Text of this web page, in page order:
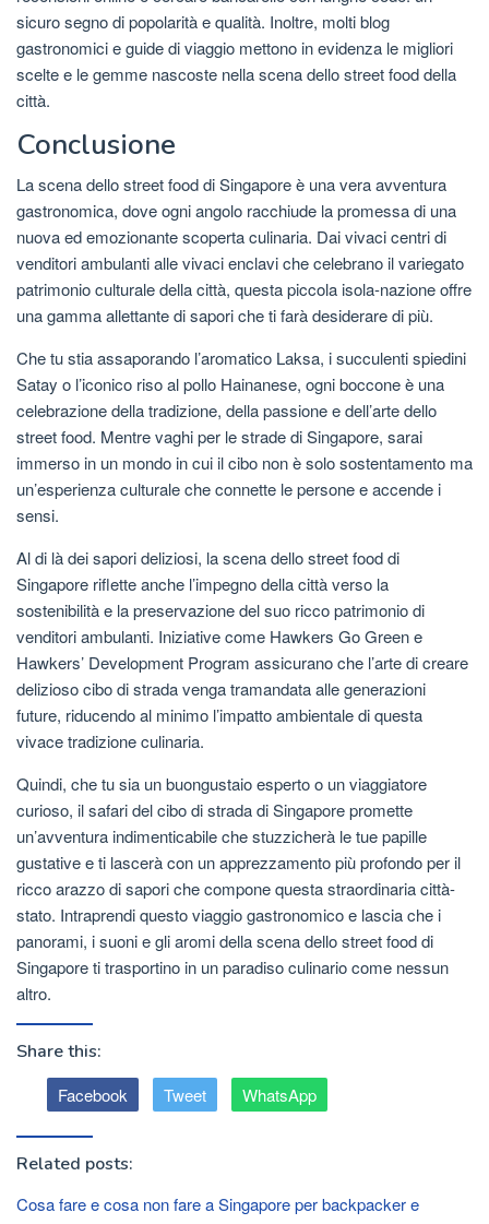
sicuro segno di popolarità e qualità. Inoltre, molti blog
gastronomici e guide di viaggio mettono in evidenza le migliori
scelte e le gemme nascoste nella scena dello street food della
città.
Conclusione
La scena dello street food di Singapore è una vera avventura
gastronomica, dove ogni angolo racchiude la promessa di una
nuova ed emozionante scoperta culinaria. Dai vivaci centri di
venditori ambulanti alle vivaci enclavi che celebrano il variegato
patrimonio culturale della città, questa piccola isola-nazione offre
una gamma allettante di sapori che ti farà desiderare di più.
Che tu stia assaporando l’aromatico Laksa, i succulenti spiedini
Satay o l’iconico riso al pollo Hainanese, ogni boccone è una
celebrazione della tradizione, della passione e dell’arte dello
street food. Mentre vaghi per le strade di Singapore, sarai
immerso in un mondo in cui il cibo non è solo sostentamento ma
un’esperienza culturale che connette le persone e accende i
sensi.
Al di là dei sapori deliziosi, la scena dello street food di
Singapore riflette anche l’impegno della città verso la
sostenibilità e la preservazione del suo ricco patrimonio di
venditori ambulanti. Iniziative come Hawkers Go Green e
Hawkers’ Development Program assicurano che l’arte di creare
delizioso cibo di strada venga tramandata alle generazioni
future, riducendo al minimo l’impatto ambientale di questa
vivace tradizione culinaria.
Quindi, che tu sia un buongustaio esperto o un viaggiatore
curioso, il safari del cibo di strada di Singapore promette
un’avventura indimenticabile che stuzzicherà le tue papille
gustative e ti lascerà con un apprezzamento più profondo per il
ricco arazzo di sapori che compone questa straordinaria città-
stato. Intraprendi questo viaggio gastronomico e lascia che i
panorami, i suoni e gli aromi della scena dello street food di
Singapore ti trasportino in un paradiso culinario come nessun
altro.
Share this:
Facebook Tweet WhatsApp
Related posts:
Cosa fare e cosa non fare a Singapore per backpacker e